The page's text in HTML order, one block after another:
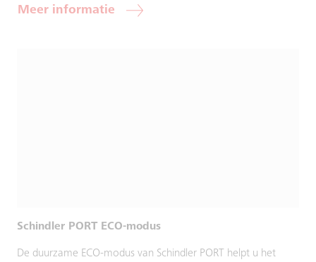
Meer informatie
Schindler PORT ECO-modus
De duurzame ECO-modus van Schindler PORT helpt u het